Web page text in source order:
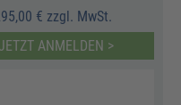
€ zzgl. MwSt.
JETZT ANMELDEN >